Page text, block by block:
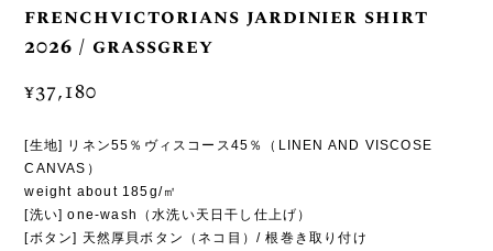
frenchvictorians jardinier shirt
2026 / grassgrey
¥37,180
[生地] リネン55％ヴィスコース45％（LINEN AND VISCOSE
CANVAS）
weight about 185g/㎡
[洗い] one-wash（水洗い天日干し仕上げ）
[ボタン] 天然厚貝ボタン（ネコ目）/ 根巻き取り付け